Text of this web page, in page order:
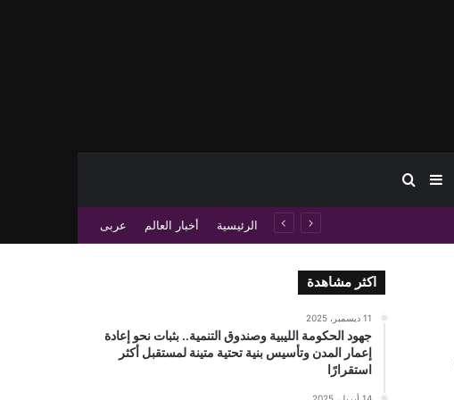
إضافة عمود جانبي
بحث عن
الرئيسية أخبار العالم عربى
اكثر مشاهدة
11 ديسمبر، 2025
جهود الحكومة الليبية وصندوق التنمية.. بثبات نحو إعادة
إعمار المدن وتأسيس بنية تحتية متينة لمستقبل أكثر
استقرارًا